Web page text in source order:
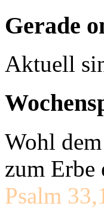
Gerade
Aktuell
Wohl
zum Erbe
Psalm